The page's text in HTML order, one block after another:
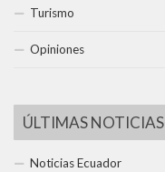
Turismo
Opiniones
ÚLTIMAS NOTICIAS
Noticias Ecuador